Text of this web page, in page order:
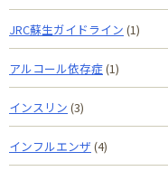
JRC蘇生ガイドライン (1)
アルコール依存症(1)
インスリン (3)
インフルエンザ (4)